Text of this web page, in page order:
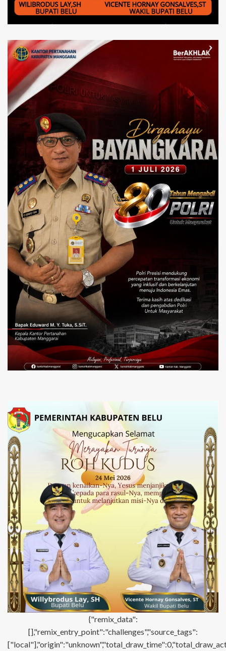
{"remix_data":
[],"remix_entry_point":"challenges","source_tags":